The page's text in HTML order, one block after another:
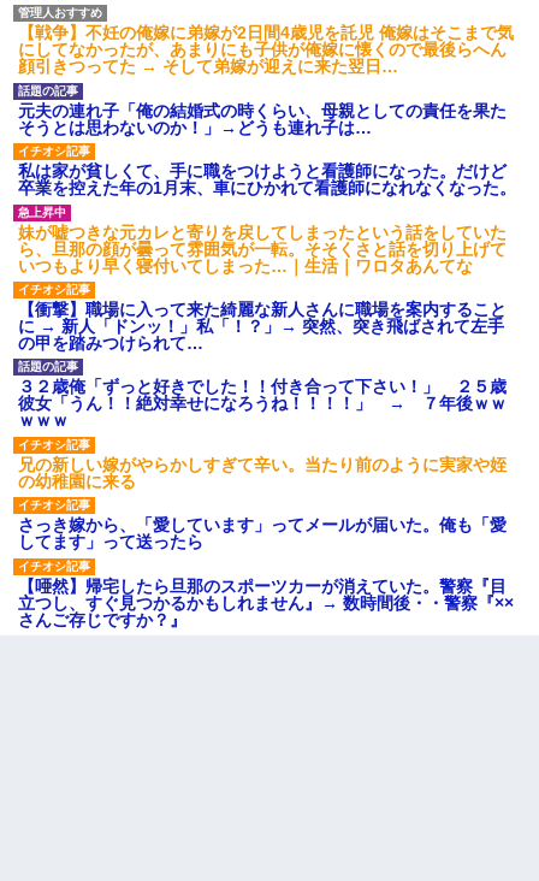
【戦争】不妊の俺嫁に弟嫁が2日間4歳児を託児 俺嫁はそこまで気
にしてなかったが、あまりにも子供が俺嫁に懐くので最後らへん
顔引きつってた → そして弟嫁が迎えに来た翌日…
元夫の連れ子「俺の結婚式の時くらい、母親としての責任を果た
そうとは思わないのか！」→どうも連れ子は…
私は家が貧しくて、手に職をつけようと看護師になった。だけど
卒業を控えた年の1月末、車にひかれて看護師になれなくなった。
妹が嘘つきな元カレと寄りを戻してしまったという話をしていた
ら、旦那の顔が曇って雰囲気が一転。そそくさと話を切り上げて
いつもより早く寝付いてしまった…｜生活｜ワロタあんてな
【衝撃】職場に入って来た綺麗な新人さんに職場を案内すること
に → 新人「ドンッ！」私「！？」→ 突然、突き飛ばされて左手
の甲を踏みつけられて…
３２歳俺「ずっと好きでした！！付き合って下さい！」 ２５歳
彼女「うん！！絶対幸せになろうね！！！！」 → ７年後ｗｗ
ｗｗｗ
兄の新しい嫁がやらかしすぎて辛い。当たり前のように実家や姪
の幼稚園に来る
さっき嫁から、「愛しています」ってメールが届いた。俺も「愛
してます」って送ったら
【唖然】帰宅したら旦那のスポーツカーが消えていた。警察『目
立つし、すぐ見つかるかもしれません』→ 数時間後・・警察『××
さんご存じですか？』